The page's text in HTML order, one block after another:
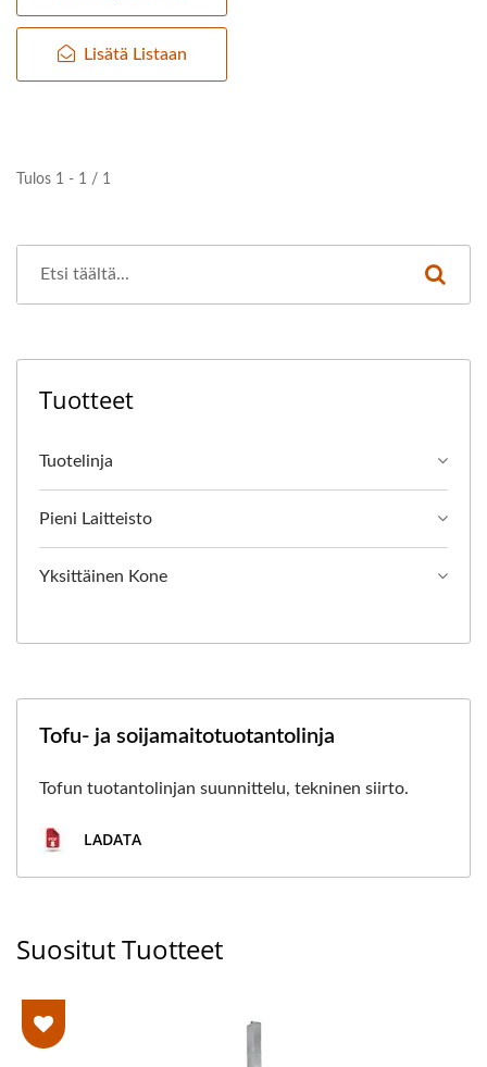
Lisätä Listaan
Tulos 1 - 1 / 1
Tuotteet
Tuotelinja
Pieni Laitteisto
Yksittäinen Kone
Tofu- ja soijamaitotuotantolinja
Tofun tuotantolinjan suunnittelu, tekninen siirto.
LADATA
Suositut Tuotteet